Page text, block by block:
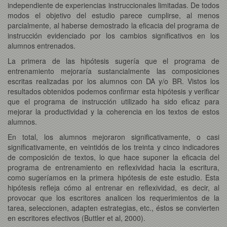
independiente de experiencias instruccionales limitadas. De todos
modos el objetivo del estudio parece cumplirse, al menos
parcialmente, al haberse demostrado la eficacia del programa de
instrucción evidenciado por los cambios significativos en los
alumnos entrenados.
La primera de las hipótesis sugería que el programa de
entrenamiento mejoraría sustancialmente las composiciones
escritas realizadas por los alumnos con DA y/o BR. Vistos los
resultados obtenidos podemos confirmar esta hipótesis y verificar
que el programa de instrucción utilizado ha sido eficaz para
mejorar la productividad y la coherencia en los textos de estos
alumnos.
En total, los alumnos mejoraron significativamente, o casi
significativamente, en veintidós de los treinta y cinco indicadores
de composición de textos, lo que hace suponer la eficacia del
programa de entrenamiento en reflexividad hacia la escritura,
como sugeríamos en la primera hipótesis de este estudio. Esta
hipótesis refleja cómo al entrenar en reflexividad, es decir, al
provocar que los escritores analicen los requerimientos de la
tarea, seleccionen, adapten estrategias, etc., éstos se convierten
en escritores efectivos (Buttler et al, 2000).